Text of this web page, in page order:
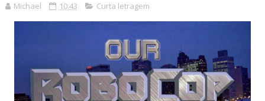
Michael 10:43 Curta letragem